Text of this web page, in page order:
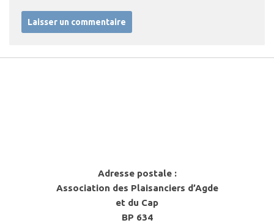
Adresse postale :
Association des Plaisanciers d’Agde
et du Cap
BP 634